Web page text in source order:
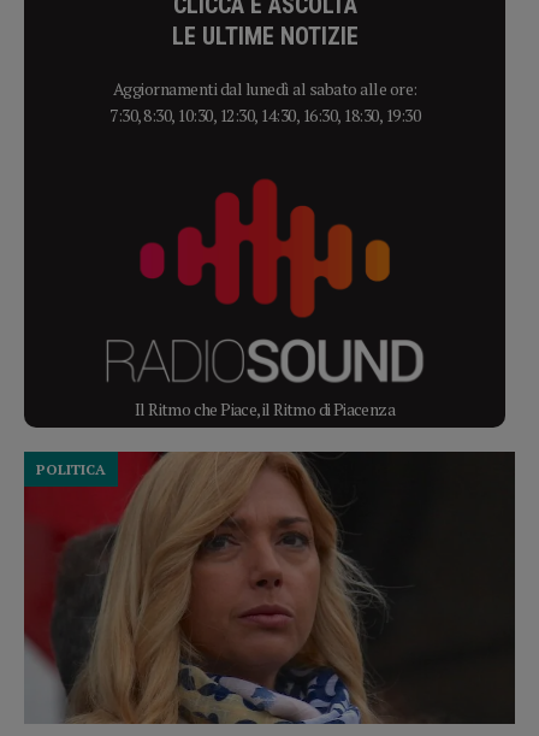
LE ULTIME NOTIZIE
Aggiornamenti dal lunedì al sabato alle ore:
7:30, 8:30, 10:30, 12:30, 14:30, 16:30, 18:30, 19:30
Il Ritmo che Piace, il Ritmo di Piacenza
POLITICA